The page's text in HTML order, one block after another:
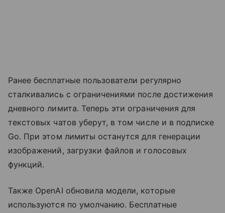
Ранее бесплатные пользователи регулярно
сталкивались с ограничениями после достижения
дневного лимита. Теперь эти ограничения для
текстовых чатов уберут, в том числе и в подписке
Go. При этом лимиты останутся для генерации
изображений, загрузки файлов и голосовых
функций.
Также OpenAI обновила модели, которые
используются по умолчанию. Бесплатные